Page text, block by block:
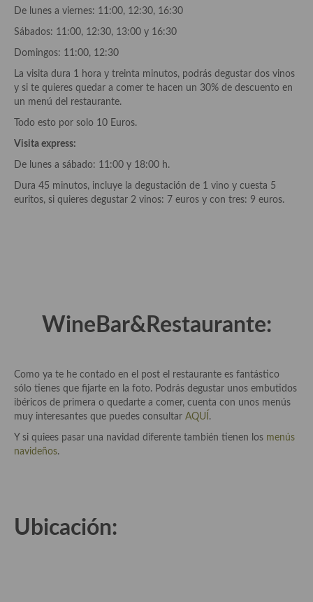
Aceites
Mojos y pastas
Sales y polvos
Adobos
Aperitivos
Ensaladas
Gazpachos, salmorejos, sopas y cremas frías
Quínoa
Arroces Y fideuás
Huevos
De lunes a viernes: 11:00, 12:30, 16:30
Sábados: 11:00, 12:30, 13:00 y 16:30
Domingos: 11:00, 12:30
La visita dura 1 hora y treinta minutos, podrás degustar dos vinos
y si te quieres quedar a comer te hacen un 30% de descuento en
un menú del restaurante.
Todo esto por solo 10 Euros.
Visita express:
De lunes a sábado: 11:00 y 18:00 h.
Dura 45 minutos, incluye la degustación de 1 vino y cuesta 5
euritos, si quieres degustar 2 vinos: 7 euros y con tres: 9 euros.
WineBar&Restaurante:
Como ya te he contado en el post el restaurante es fantástico
sólo tienes que fijarte en la foto. Podrás degustar unos embutidos
ibéricos de primera o quedarte a comer, cuenta con unos menús
muy interesantes que puedes consultar AQUÍ .
Y si quiees pasar una navidad diferente también tienen los menús
navideños.
Ubicación: